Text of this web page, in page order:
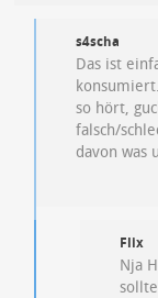
s4scha
Das ist
so hört,
falsch/
davon was
Flix
Nja